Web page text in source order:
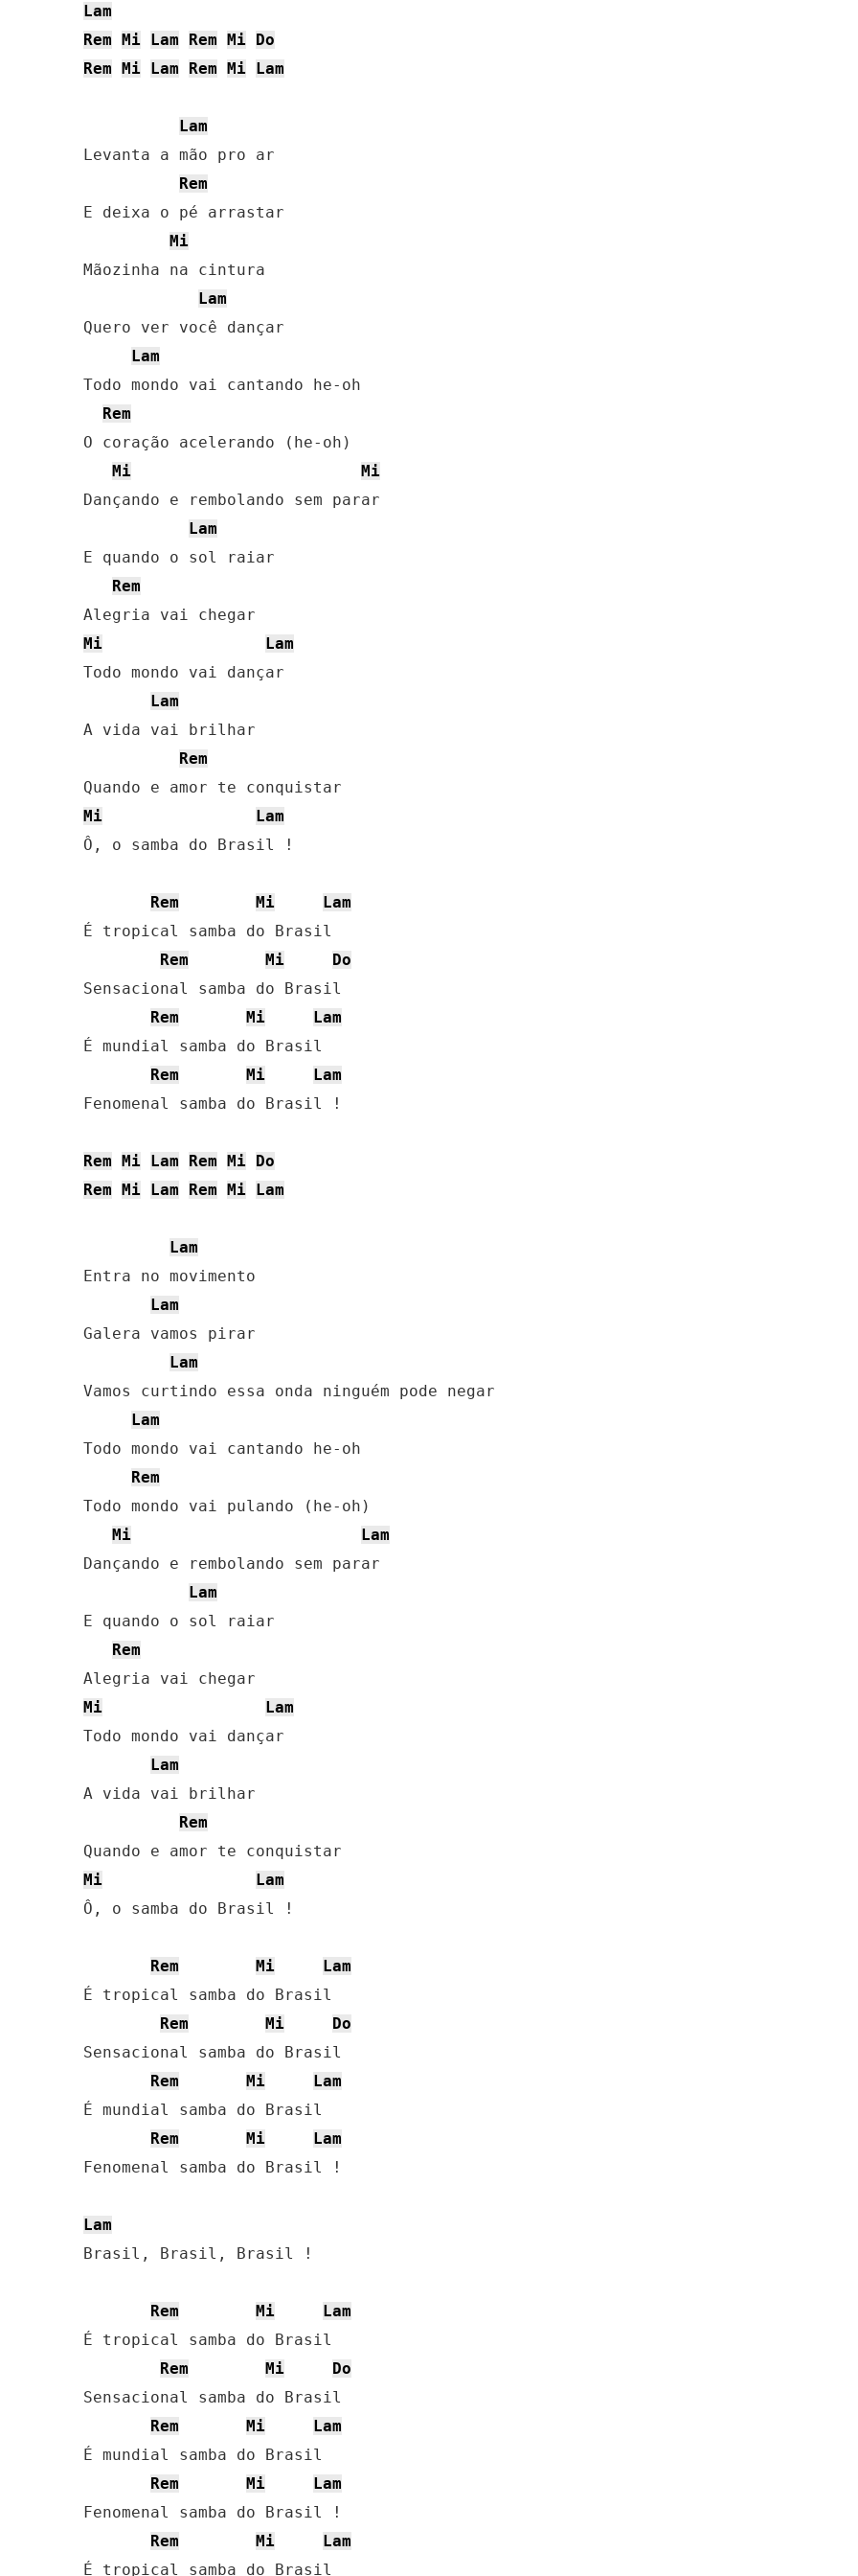
Lam
Rem Mi Lam Rem Mi Do
Rem Mi Lam Rem Mi Lam
Lam
Levanta a mão pro ar
Rem
E deixa o pé arrastar
Mi
Mãozinha na cintura
Lam
Quero ver você dançar
Lam
Todo mondo vai cantando he-oh
Rem
O coração acelerando (he-oh)
Mi
Mi
Dançando e rembolando sem parar
Lam
E quando o sol raiar
Rem
Mi
Lam
Todo mondo vai dançar
Lam
A vida vai brilhar
Rem
Mi
Lam
Ô, o samba do Brasil !
Rem Mi
Lam
É tropical samba do Brasil
Rem
Mi
Do
Sensacional samba do Brasil
Rem
Mi
Lam
É mundial samba do Brasil
Rem
Mi
Lam
Fenomenal samba do Brasil !
Rem Mi Lam Rem Mi Do
Rem Mi Lam Rem Mi Lam
Lam
Entra no movimento
Lam
Galera vamos pirar
Lam
Vamos curtindo essa onda ninguém pode negar
Lam
Todo mondo vai cantando he-oh
Rem
Todo mondo vai pulando (he-oh)
Mi
Lam
Dançando e rembolando sem parar
Lam
E quando o sol raiar
Rem
Mi
Lam
Todo mondo vai dançar
Lam
A vida vai brilhar
Rem
Mi
Lam
Ô, o samba do Brasil !
Rem Mi
Lam
É tropical samba do Brasil
Rem
Mi
Do
Sensacional samba do Brasil
Rem
Mi
Lam
É mundial samba do Brasil
Rem
Mi
Lam
Fenomenal samba do Brasil !
Lam
Brasil, Brasil, Brasil !
Rem Mi
Lam
É tropical samba do Brasil
Rem
Mi
Do
Sensacional samba do Brasil
Rem
Mi
Lam
É mundial samba do Brasil
Rem
Mi
Lam
Fenomenal samba do Brasil !
Rem
Mi
Lam
É tropical samba do Brasil